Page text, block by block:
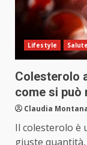
Lifestyle Salute
Colesterolo
come si può
Claudia
Il colesterolo è
giuste